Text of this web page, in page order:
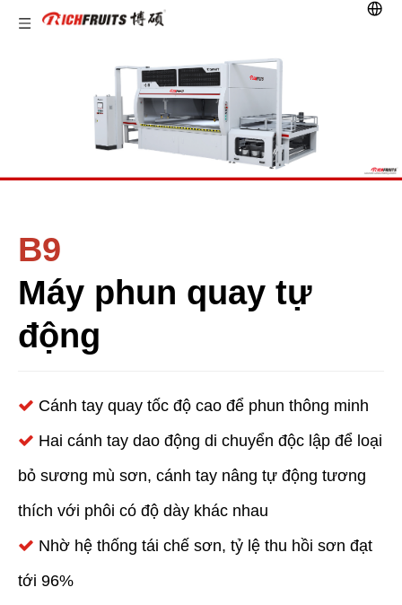
B9
Máy phun quay tự
động
 Cánh tay quay tốc độ cao để phun thông minh
 Hai cánh tay dao động di chuyển độc lập để loại
bỏ sương mù sơn, cánh tay nâng tự động tương
thích với phôi có độ dày khác nhau
 Nhờ hệ thống tái chế sơn, tỷ lệ thu hồi sơn đạt
tới 96%